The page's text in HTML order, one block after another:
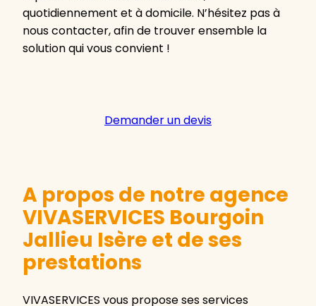
quotidiennement et à domicile. N’hésitez pas à
nous contacter, afin de trouver ensemble la
solution qui vous convient !
Demander un devis
A propos de notre agence
VIVASERVICES Bourgoin
Jallieu Isère et de ses
prestations
VIVASERVICES vous propose ses services